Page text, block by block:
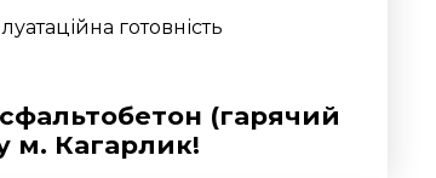
готовність
(гарячий
м. Кагарлик!